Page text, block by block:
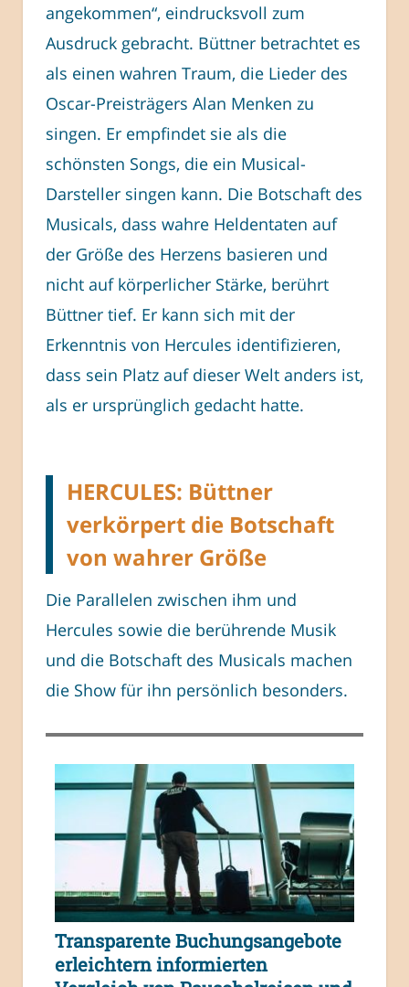
angekommen“, eindrucksvoll zum
Ausdruck gebracht. Büttner betrachtet es
als einen wahren Traum, die Lieder des
Oscar-Preisträgers Alan Menken zu
singen. Er empfindet sie als die
schönsten Songs, die ein Musical-
Darsteller singen kann. Die Botschaft des
Musicals, dass wahre Heldentaten auf
der Größe des Herzens basieren und
nicht auf körperlicher Stärke, berührt
Büttner tief. Er kann sich mit der
Erkenntnis von Hercules identifizieren,
dass sein Platz auf dieser Welt anders ist,
als er ursprünglich gedacht hatte.
HERCULES: Büttner
verkörpert die Botschaft
von wahrer Größe
Die Parallelen zwischen ihm und
Hercules sowie die berührende Musik
und die Botschaft des Musicals machen
die Show für ihn persönlich besonders.
Transparente Buchungsangebote
erleichtern informierten